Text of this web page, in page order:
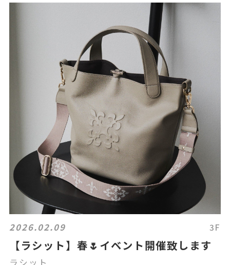
2026.02.09 3F
【ラシット】春🌷イベント開催致します
ラシット